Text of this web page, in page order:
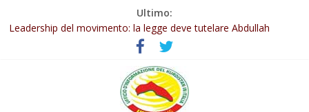
Ultimo:
Abdullah Öcalan: Le legge negativa deve essere trasformata in
Leadership del movimento: la legge deve tutelare Abdullah
Öcalan e l’intero movimento
Commissione donne del KNK: Şengal è di nuovo sotto minaccia
Non tenere conto della situazione di Rêber Apo ostacolerebbe